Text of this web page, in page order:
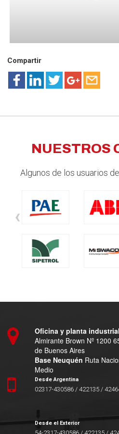
Compartir
NUESTROS
Algunos de los usuarios
‹
Oficina y planta industrial
Almirante Brown Nº 1200
de Buenos Aires
Base Neuquén Ruta
Medio
Desde Argentina
02317-430586 / 422135 /
Desde el Exterior